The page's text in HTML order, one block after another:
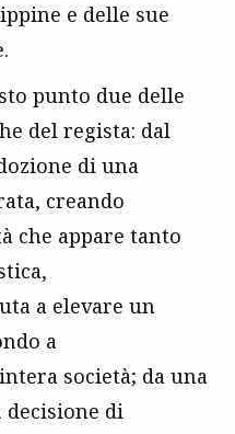
e delle sue
punto due delle
del regista: dal
di una
creando
che appare tanto
a elevare un
a
società; da una
di